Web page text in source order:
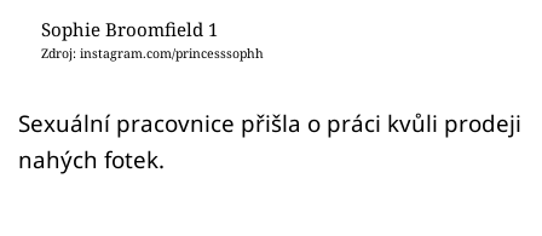
Přihlášení
Sledujte nás
Sophie Broomfield 1
Zdroj: instagram.com/princesssophh
Sexuální pracovnice přišla o práci kvůli prodeji
nahých fotek.